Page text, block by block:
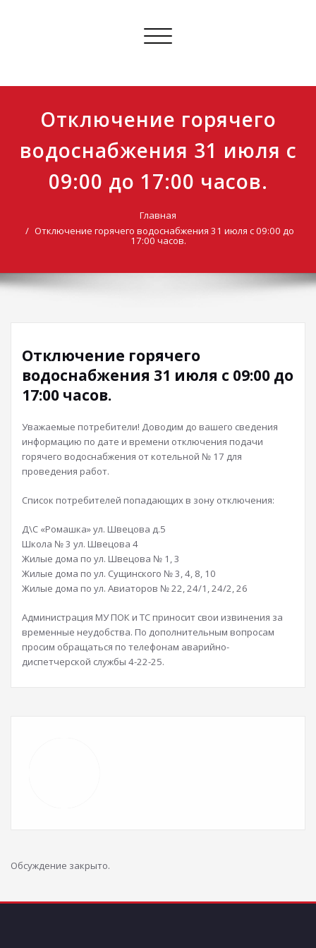
Показать/
объединенных котельных и тепловых сетей
Отключение горячего
водоснабжения 31 июля с
09:00 до 17:00 часов.
Главная
Отключение горячего водоснабжения 31 июля с 09:00 до
17:00 часов.
Отключение горячего
водоснабжения 31 июля с 09:00 до
17:00 часов.
Уважаемые потребители! Доводим до вашего сведения
информацию по дате и времени отключения подачи
горячего водоснабжения от котельной № 17 для
проведения работ.
Список потребителей попадающих в зону отключения:
Д\С «Ромашка» ул. Швецова д.5
Школа № 3 ул. Швецова 4
Жилые дома по ул. Швецова № 1, 3
Жилые дома по ул. Сущинского № 3, 4, 8, 10
Жилые дома по ул. Авиаторов № 22, 24/1, 24/2, 26
Администрация МУ ПОК и ТС приносит свои извинения за
временные неудобства. По дополнительным вопросам
просим обращаться по телефонам аварийно-
диспетчерской службы 4-22-25.
Обсуждение закрыто.